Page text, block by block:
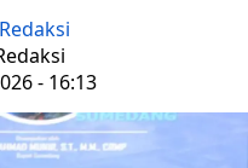
- 16:13